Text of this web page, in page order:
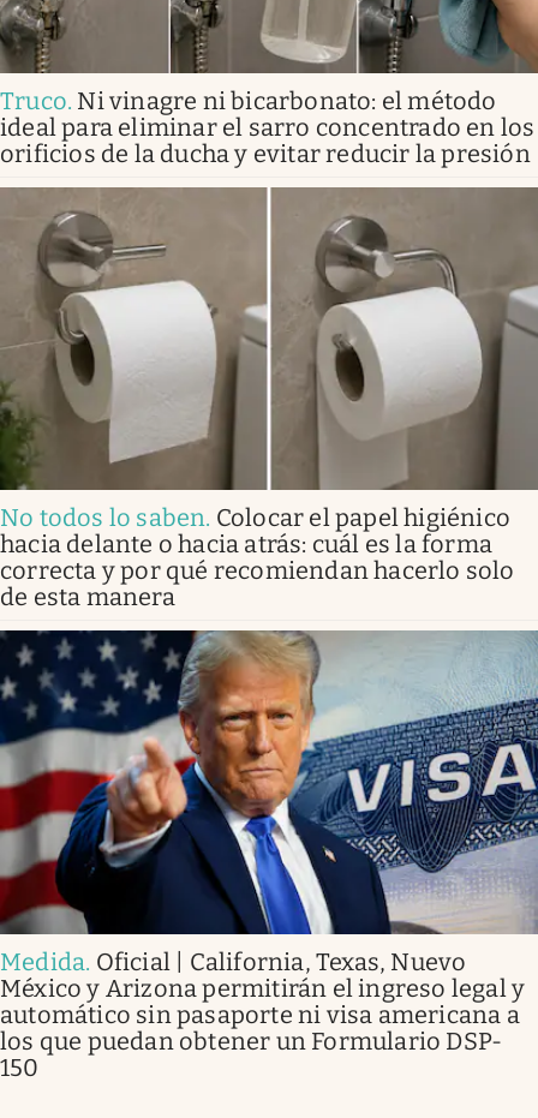
Truco. Ni vinagre ni bicarbonato: el método
ideal para eliminar el sarro concentrado en los
orificios de la ducha y evitar reducir la presión
No todos lo saben. Colocar el papel higiénico
hacia delante o hacia atrás: cuál es la forma
correcta y por qué recomiendan hacerlo solo
de esta manera
Medida. Oficial | California, Texas, Nuevo
México y Arizona permitirán el ingreso legal y
automático sin pasaporte ni visa americana a
los que puedan obtener un Formulario DSP-
150